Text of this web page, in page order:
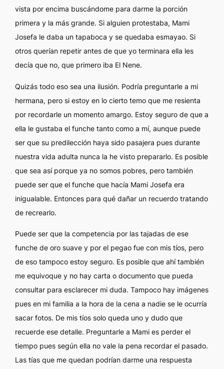
vista por encima buscándome para darme la porción
primera y la más grande. Si alguien protestaba, Mami
Josefa le daba un tapaboca y se quedaba esmayao. Si
otros querían repetir antes de que yo terminara ella les
decía que no, que primero iba El Nene.
Quizás todo eso sea una ilusión. Podría preguntarle a mi
hermana, pero si estoy en lo cierto temo que me resienta
por recordarle un momento amargo. Estoy seguro de que a
ella le gustaba el funche tanto como a mí, aunque puede
ser que su predilección haya sido pasajera pues durante
nuestra vida adulta nunca la he visto prepararlo. Es posible
que sea así porque ya no somos pobres, pero también
puede ser que el funche que hacía Mami Josefa era
inigualable. Entonces para qué dañar un recuerdo tratando
de recrearlo.
Puede ser que la competencia por las tajadas de ese
funche de oro suave y por el pegao fue con mis tíos, pero
de eso tampoco estoy seguro. Es posible que ahí también
me equivoque y no hay carta o documento que pueda
consultar para esclarecer mi duda. Tampoco hay imágenes
pues en mi familia a la hora de la cena a nadie se le ocurría
sacar fotos. De mis tíos solo queda uno y dudo que
recuerde ese detalle. Preguntarle a Mami es perder el
tiempo pues según ella no vale la pena recordar el pasado.
Las tías que me quedan podrían darme una respuesta